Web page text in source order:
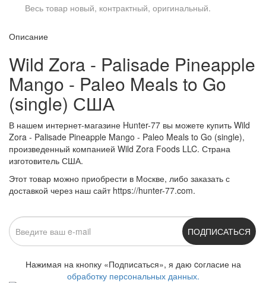
Весь товар новый, контрактный, оригинальный.
Описание
Wild Zora - Palisade Pineapple
Mango - Paleo Meals to Go
(single) США
В нашем интернет-магазине Hunter-77 вы можете купить Wild
Zora - Palisade Pineapple Mango - Paleo Meals to Go (single),
произведенный компанией Wild Zora Foods LLC. Страна
изготовитель США.
Этот товар можно приобрести в Москве, либо заказать с
доставкой через наш сайт https://hunter-77.com.
ПОДПИСАТЬСЯ
Нажимая на кнопку «Подписаться», я даю cогласие на
обработку персональных данных.